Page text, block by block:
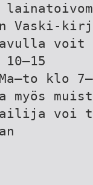
Vaski-
avulla
klo
myös
voi